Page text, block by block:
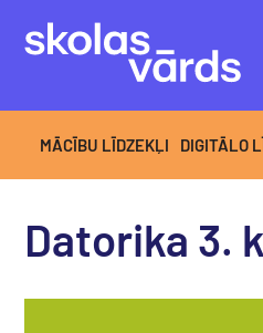
MĀCĪBU LĪDZEKĻI DIGITĀLO
Datorika 3.